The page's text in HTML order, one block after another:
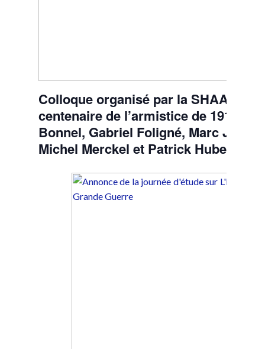
Colloque organisé par la SHAASM
centenaire de l’armistice de 1918,
Bonnel, Gabriel Foligné, Marc Jean,
Michel Merckel et Patrick Hubert.